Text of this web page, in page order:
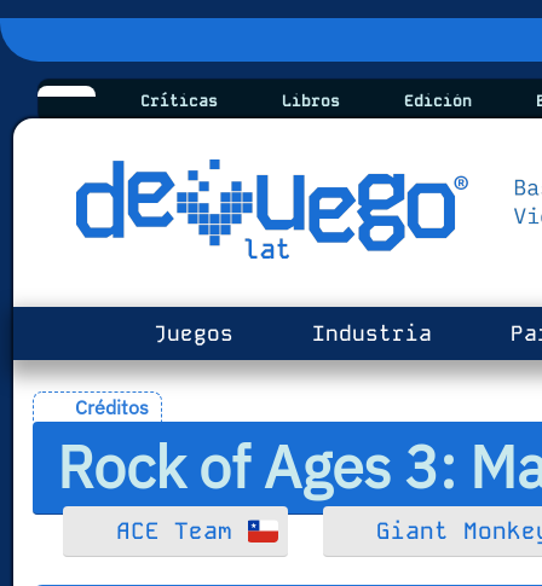
Críticas Libros Edición
Juegos Industria
Créditos
Rock of Ages 3:
ACE Team Giant